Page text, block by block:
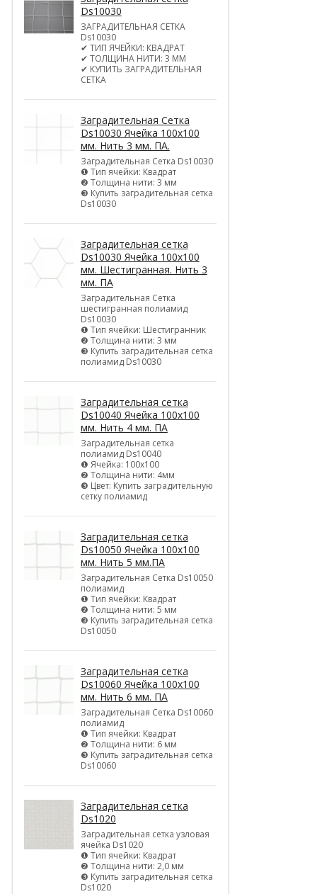
Ds10030
ЗАГРАДИТЕЛЬНАЯ СЕТКА
Ds10030
✔ ТИП ЯЧЕЙКИ: КВАДРАТ
✔ ТОЛЩИНА НИТИ: 3 ММ
✔ КУПИТЬ ЗАГРАДИТЕЛЬНАЯ
СЕТКА
Заградительная Сетка
Ds10030 Ячейка 100х100
мм. Нить 3 мм. ПА.
Заградительная Сетка Ds10030
❶ Тип ячейки: Квадрат
❷ Толщина нити: 3 мм
❸ Купить заградительная сетка
Ds10030
Заградительная сетка
Ds10030 Ячейка 100х100
мм. Шестигранная. Нить 3
мм. ПА
Заградительная Сетка
шестигранная полиамид
Ds10030
❶ Тип ячейки: Шестигранник
❷ Толщина нити: 3 мм
❸ Купить заградительная сетка
полиамид Ds10030
Заградительная сетка
Ds10040 Ячейка 100х100
мм. Нить 4 мм. ПА
Заградительная сетка
полиамид Ds10040
❶ Ячейка: 100х100
❷ Толщина нити: 4мм
❸ Цвет: Купить заградительную
сетку полиамид
Заградительная сетка
Ds10050 Ячейка 100х100
мм. Нить 5 мм.ПА
Заградительная Сетка Ds10050
полиамид
❶ Тип ячейки: Квадрат
❷ Толщина нити: 5 мм
❸ Купить заградительная сетка
Ds10050
Заградительная сетка
Ds10060 Ячейка 100х100
мм. Нить 6 мм. ПА
Заградительная Сетка Ds10060
полиамид
❶ Тип ячейки: Квадрат
❷ Толщина нити: 6 мм
❸ Купить заградительная сетка
Ds10060
Заградительная сетка
Ds1020
Заградительная сетка узловая
ячейка Ds1020
❶ Тип ячейки: Квадрат
❷ Толщина нити: 2,0 мм
❸ Купить заградительная сетка
Ds1020